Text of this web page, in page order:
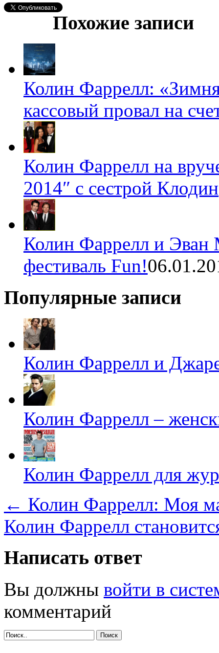
Похожие записи
Колин Фаррелл:
кассовый провал на
Колин Фаррелл на
2014″ с сестрой Клодин
Колин Фаррелл и Эван
фестиваль Fun!
Популярные записи
Колин Фаррелл и
Колин Фаррелл –
Колин Фаррелл для
← Колин Фаррелл: Моя
Колин Фаррелл
Написать ответ
Вы должны войти в
комментарий
Поиск